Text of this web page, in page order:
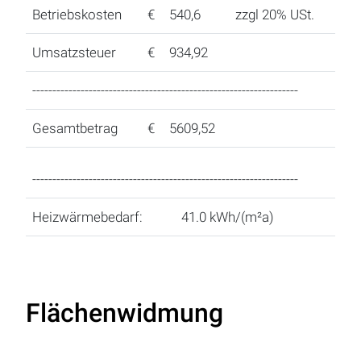
Betriebskosten € 540,6 zzgl 20% USt.
Umsatzsteuer € 934,92
------------------------------------------------------------------
Gesamtbetrag € 5609,52
------------------------------------------------------------------
Heizwärmebedarf: 41.0 kWh/(m²a)
Flächenwidmung